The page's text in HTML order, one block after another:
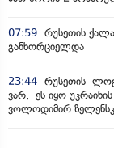
07:59 რუსეთის
განხორციელდა
23:44 რუსეთის
ვარ, ეს იყო
ვოლოდიმირ